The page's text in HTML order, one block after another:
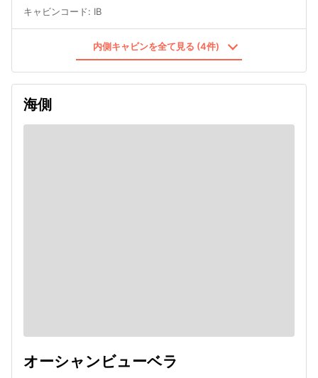
キャビンコード: IB
内側キャビンを全て見る (4件)
海側
オーシャンビューベラ